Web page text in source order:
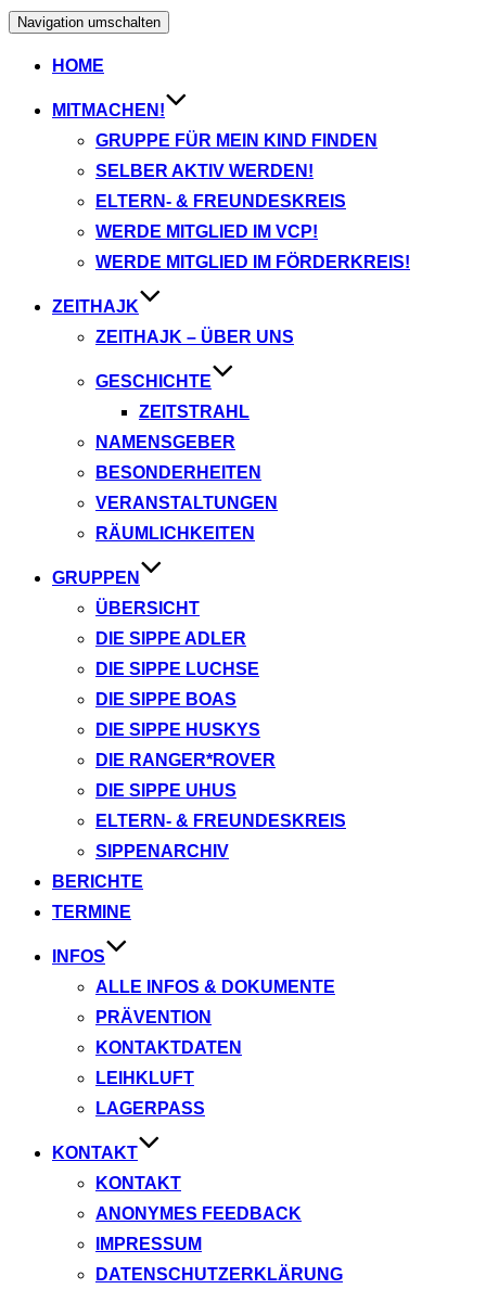
Navigation umschalten
HOME
MITMACHEN!
GRUPPE FÜR MEIN KIND FINDEN
SELBER AKTIV WERDEN!
ELTERN- & FREUNDESKREIS
WERDE MITGLIED IM VCP!
WERDE MITGLIED IM FÖRDERKREIS!
ZEITHAJK
ZEITHAJK – ÜBER UNS
GESCHICHTE
ZEITSTRAHL
NAMENSGEBER
BESONDERHEITEN
VERANSTALTUNGEN
RÄUMLICHKEITEN
GRUPPEN
ÜBERSICHT
DIE SIPPE ADLER
DIE SIPPE LUCHSE
DIE SIPPE BOAS
DIE SIPPE HUSKYS
DIE RANGER*ROVER
DIE SIPPE UHUS
ELTERN- & FREUNDESKREIS
SIPPENARCHIV
BERICHTE
TERMINE
INFOS
ALLE INFOS & DOKUMENTE
PRÄVENTION
KONTAKTDATEN
LEIHKLUFT
LAGERPASS
KONTAKT
KONTAKT
ANONYMES FEEDBACK
IMPRESSUM
DATENSCHUTZERKLÄRUNG